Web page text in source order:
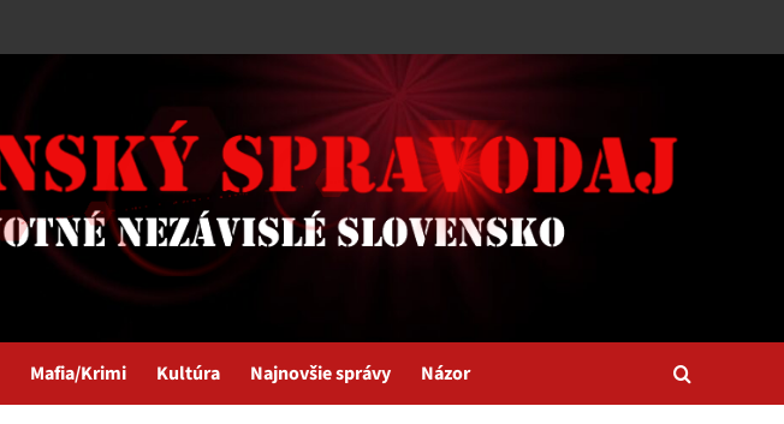
Mafia/Krimi Kultúra Najnovšie správy Názor